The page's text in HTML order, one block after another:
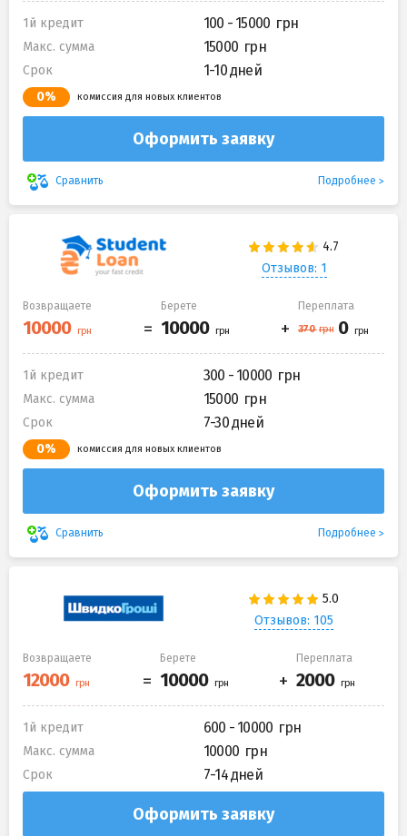
1й кредит 100 - 15000
Макс. сумма 15000
Срок 1-10 дней
0% комиссия для новых клиентов
Оформить заявку
Сравнить Подробнее
Отзывов: 1
Возвращаете Берете Переплата
1й кредит 300 - 10000
Макс. сумма 15000
Срок 7-30 дней
0% комиссия для новых клиентов
Оформить заявку
Сравнить Подробнее
Отзывов: 105
Возвращаете Берете Переплата
1й кредит 600 - 10000
Макс. сумма 10000
Срок 7-14 дней
Оформить заявку